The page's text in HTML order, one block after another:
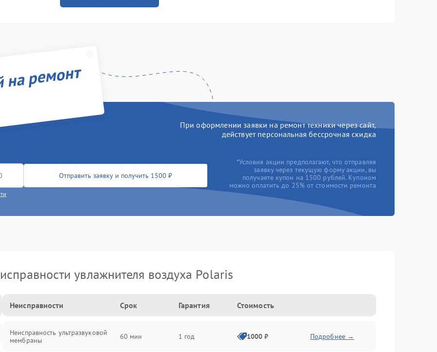
ремонт
При оформлении заявки на ремонт техники через сайт,
действует персональная бессрочная скидка
Отправить заявку и получить 1500 ₽
*Условия акции предполагают, что отправляя
заявку через текущую форму акции, вы
получаете купон на 1500 рублей. Купоном
можно оплатить до 25% от стоимости ремонта
увлажнителя воздуха Polaris
Неисправности Срок Гарантия Стоимость
Неисправность ультразвуковой
мембраны
60 мин 1 год 1000 ₽ Подробнее →